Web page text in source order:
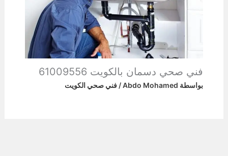
فني صحي دسمان بالكويت 61009556
بواسطة Abdo Mohamed
/ فني صحي الكويت